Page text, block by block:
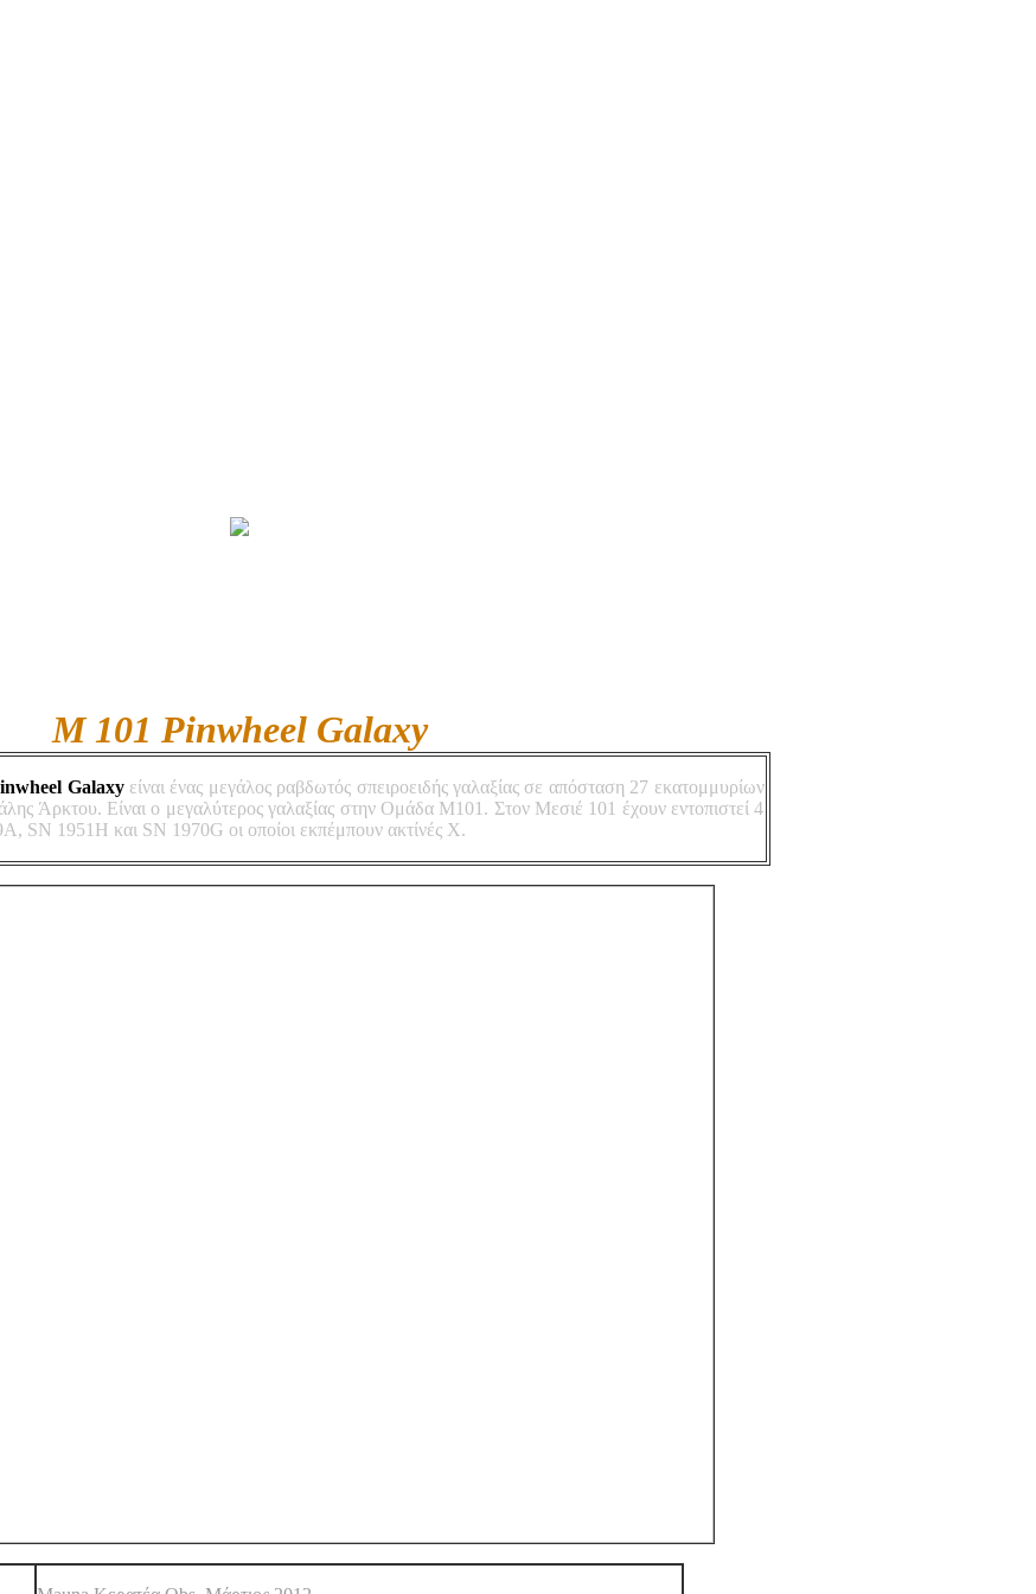
M 101 Pinwheel Galaxy
Galaxy είναι ένας μεγάλος ραβδωτός σπειροειδής γαλαξίας σε απόσταση 27 εκατομμυρίων
Άρκτου. Είναι ο μεγαλύτερος γαλαξίας στην Ομάδα Μ101. Στον Μεσιέ 101 έχουν εντοπιστεί 4
SN 1951H και SN 1970G οι οποίοι εκπέμπουν ακτίνές Χ.